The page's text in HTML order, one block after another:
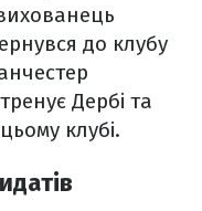
до клубу
Дербі та
клубі.